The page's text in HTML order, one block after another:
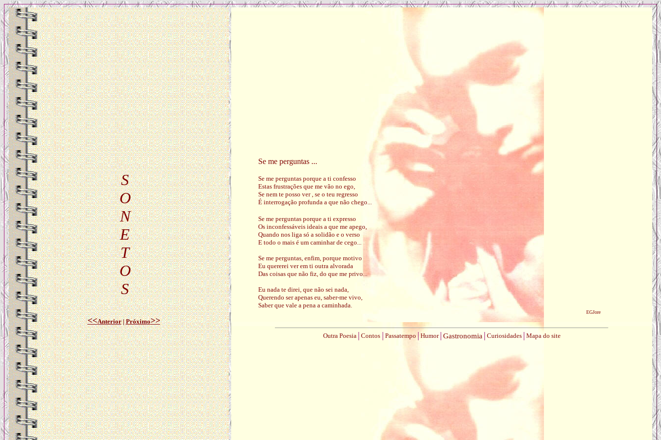
S
O
N
E
T
O
S
<<Anterior|Próximo>>
Se me perguntas ...
Se me perguntas porque a ti confesso
Estas frustrações que me vão no ego,
Se nem te posso ver , se o teu regresso
É interrogação profunda a que não chego...
Se me perguntas porque a ti expresso
Os inconfessáveis ideais a que me apego,
Quando nos liga só a solidão e o verso
E todo o mais é um caminhar de cego...
Se me perguntas, enfim, porque motivo
Eu quererei ver em ti outra alvorada
Das coisas que não fiz, do que me privo...
Eu nada te direi, que não sei nada,
Querendo ser apenas eu, saber-me vivo,
Saber que vale a pena a caminhada.
EGJore
Outra Poesia Contos Passatempo Humor Gastronomia Curiosidades Mapa do site